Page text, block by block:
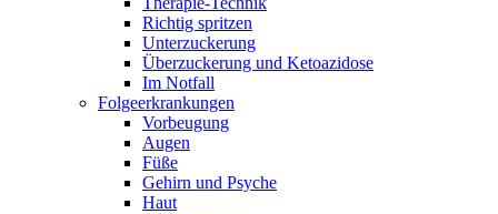
Richtig spritzen
Unterzuckerung
Überzuckerung und Ketoazidose
Im Notfall
Folgeerkrankungen
Vorbeugung
Augen
Füße
Gehirn und Psyche
Haut